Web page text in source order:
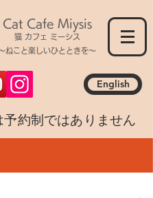
Cat Cafe Miysis
猫 カフェ ミーシス
ねこと楽しいひとときを～
English
約制ではありません